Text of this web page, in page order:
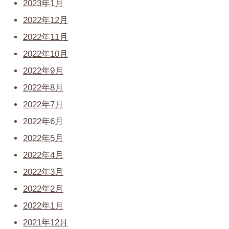
2023年1月
2022年12月
2022年11月
2022年10月
2022年9月
2022年8月
2022年7月
2022年6月
2022年5月
2022年4月
2022年3月
2022年2月
2022年1月
2021年12月